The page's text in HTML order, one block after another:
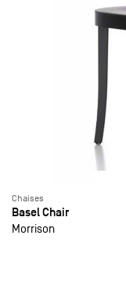
Chaises
Basel Chair
Morrison